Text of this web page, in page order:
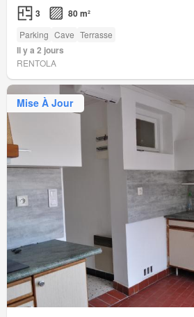
3 80 m²
Parking Cave Terrasse
Il y a 2 jours
RENTOLA
Mise À Jour